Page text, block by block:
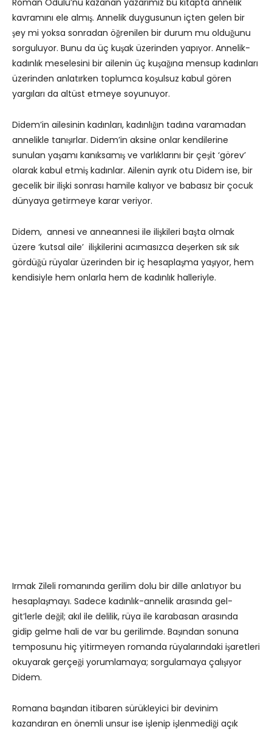
Roman Ödülü’nü kazanan yazarımız bu kitapta annelik
kavramını ele almış. Annelik duygusunun içten gelen bir
şey mi yoksa sonradan öğrenilen bir durum mu olduğunu
sorguluyor. Bunu da üç kuşak üzerinden yapıyor. Annelik-
kadınlık meselesini bir ailenin üç kuşağına mensup kadınları
üzerinden anlatırken toplumca koşulsuz kabul gören
yargıları da altüst etmeye soyunuyor.
Didem’in ailesinin kadınları, kadınlığın tadına varamadan
annelikle tanışırlar. Didem’in aksine onlar kendilerine
sunulan yaşamı kanıksamış ve varlıklarını bir çeşit ‘görev’
olarak kabul etmiş kadınlar. Ailenin ayrık otu Didem ise, bir
gecelik bir ilişki sonrası hamile kalıyor ve babasız bir çocuk
dünyaya getirmeye karar veriyor.
Didem, annesi ve anneannesi ile ilişkileri başta olmak
üzere ‘kutsal aile’ ilişkilerini acımasızca deşerken sık sık
gördüğü rüyalar üzerinden bir iç hesaplaşma yaşıyor, hem
kendisiyle hem onlarla hem de kadınlık halleriyle.
Irmak Zileli romanında gerilim dolu bir dille anlatıyor bu
hesaplaşmayı. Sadece kadınlık-annelik arasında gel-
git’lerle değil; akıl ile delilik, rüya ile karabasan arasında
gidip gelme hali de var bu gerilimde. Başından sonuna
temposunu hiç yitirmeyen romanda rüyalarındaki işaretleri
okuyarak gerçeği yorumlamaya; sorgulamaya çalışıyor
Didem.
Romana başından itibaren sürükleyici bir devinim
kazandıran en önemli unsur ise işlenip işlenmediği açık